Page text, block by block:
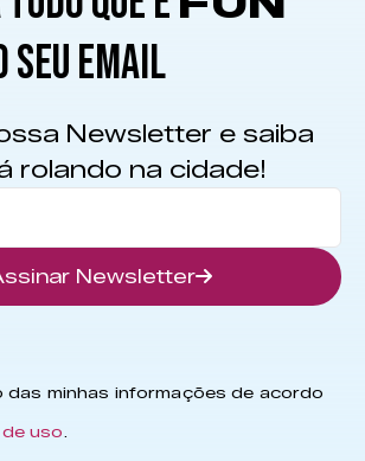
SEU EMAIL
Newsletter e saiba
rolando na cidade!
Newsletter
das minhas informações de acordo
uso